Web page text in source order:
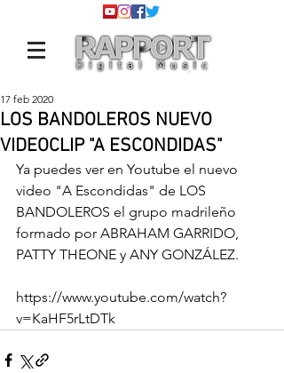
LOS BANDOLEROS NUEVO
VIDEOCLIP "A ESCONDIDAS"
17 feb 2020
Ya puedes ver en Youtube el nuevo
video "A Escondidas" de LOS
BANDOLEROS el grupo madrileño
formado por ABRAHAM GARRIDO,
PATTY THEONE y ANY GONZÁLEZ.
https://www.youtube.com/watch?
v=KaHF5rLtDTk